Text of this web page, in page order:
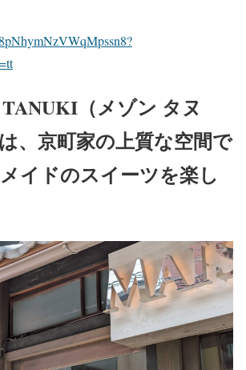
TANUKI（メゾン タヌ
、京町家の上質な空間で
イドのスイーツを楽し